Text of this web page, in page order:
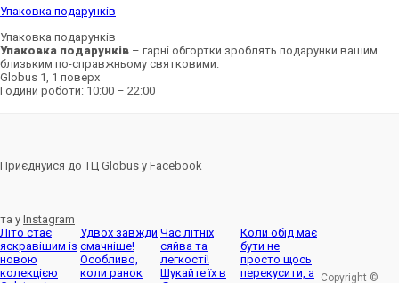
Упаковка подарунків
Упаковка подарунків
Упаковка подарунків – гарні обгортки зроблять подарунки вашим
близьким по-справжньому святковими.
Globus 1, 1 поверх
Години роботи: 10:00 – 22:00
Приєднуйся до ТЦ Globus у Facebook
та у Instagram
Літо стає
яскравішим із
новою
колекцією
Удвох завжди
смачніше!
Особливо,
коли ранок
Час літніх
сяйва та
легкості!
Шукайте їх в
Коли обід має
бути не
просто щось
перекусити, а Copyright ©